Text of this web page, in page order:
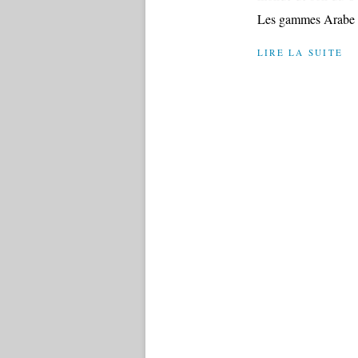
Les gammes
LIRE LA SUITE